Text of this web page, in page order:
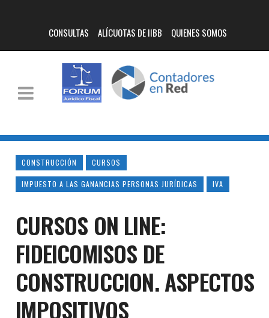
CONSULTAS ALÍCUOTAS DE IIBB QUIENES SOMOS
CONSTRUCCIÓN CURSOS
IMPUESTO A LAS GANANCIAS PERSONAS JURÍDICAS IVA
CURSOS ON LINE:
FIDEICOMISOS DE
CONSTRUCCION. ASPECTOS
IMPOSITIVOS